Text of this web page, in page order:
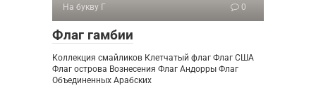
На букву Г 0
Флаг гамбии
Коллекция смайликов Клетчатый флаг Флаг США
Флаг острова Вознесения Флаг Андорры Флаг
Объединенных Арабских